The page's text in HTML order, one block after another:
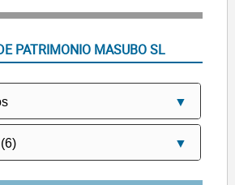
PATRIMONIO MASUBO SL